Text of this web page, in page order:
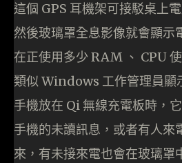
這個 GPS 耳機架可接駁桌上
然後玻璃罩全息影像就會顯示
在正使用多少 RAM 、 CPU
類似 Windows 工作管理員顯
手機放在 Qi 無線充電板時，
手機的未讀訊息，或者有人來
來，有未接來電也會在玻璃罩